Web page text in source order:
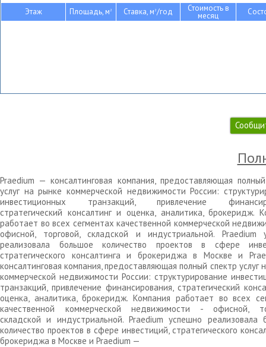
Этаж Площадь, м2 Ставка, м2/год Стоимость в
месяц
Praedium — консалтинговая компания, предоставляющая
услуг на рынке коммерческой недвижимости России:
инвестиционных транзакций, привлечение
стратегический консалтинг и оценка, аналитика, брокеридж.
работает во всех сегментах качественной коммерческой
офисной, торговой, складской и индустриальной. Praedium
реализовала большое количество проектов в сфере
стратегического консалтинга и брокериджа в Москве и
консалтинговая компания, предоставляющая полный спектр услуг
коммерческой недвижимости России: структурирование
транзакций, привлечение финансирования, стратегический
оценка, аналитика, брокеридж. Компания работает во всех
качественной коммерческой недвижимости - офисной,
складской и индустриальной. Praedium успешно реализовала
количество проектов в сфере инвестиций, стратегического
брокериджа в Москве и Praedium —